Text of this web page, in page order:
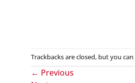
Trackbacks are closed, but you can
← Previous